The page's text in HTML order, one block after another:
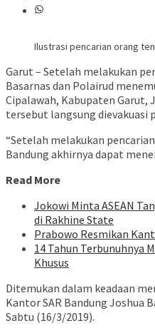
Ilustrasi pencarian orang
Garut – Setelah melakukan
Basarnas dan Polairud
Cipalawah, Kabupaten Garut,
tersebut langsung dievakuasi
“Setelah melakukan
Bandung akhirnya dapat
Read More
Jokowi Minta ASEAN
di Rakhine State
Prabowo Resmikan
14 Tahun Terbunuhnya
Khusus
Ditemukan dalam keadaan
Kantor SAR Bandung Joshua
Sabtu (16/3/2019).